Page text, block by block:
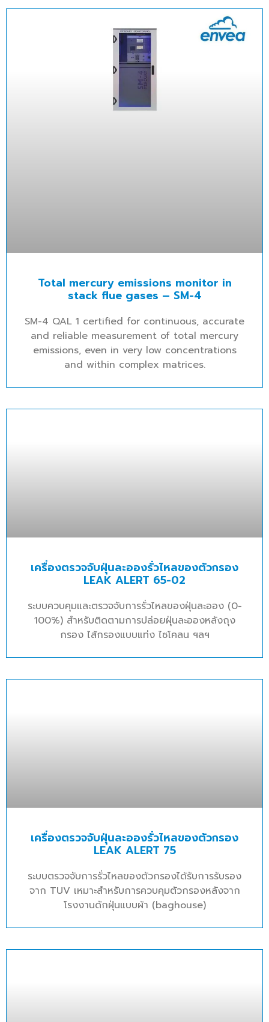
Total mercury emissions monitor in
stack flue gases – SM-4
SM-4 QAL 1 certified for continuous, accurate
and reliable measurement of total mercury
emissions, even in very low concentrations
and within complex matrices.
เครื่องตรวจจับฝุ่นละอองรั่วไหลของตัวกรอง
LEAK ALERT 65-02
ระบบควบคุมและตรวจจับการรั่วไหลของฝุ่นละออง (0-
100%) สำหรับติดตามการปล่อยฝุ่นละอองหลังถุง
กรอง ไส้กรองแบบแท่ง ไซโคลน ฯลฯ
เครื่องตรวจจับฝุ่นละอองรั่วไหลของตัวกรอง
LEAK ALERT 75
ระบบตรวจจับการรั่วไหลของตัวกรองได้รับการรับรอง
จาก TUV เหมาะสำหรับการควบคุมตัวกรองหลังจาก
โรงงานดักฝุ่นแบบผ้า (baghouse)